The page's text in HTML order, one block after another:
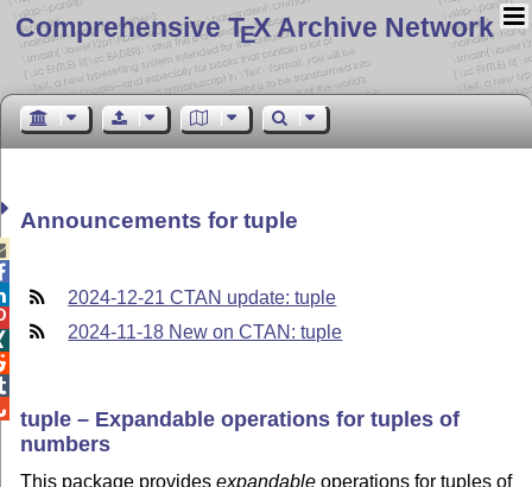
Comprehensive TEX Archive Network
Announcements for tuple
2024-12-21 CTAN update: tuple
2024-11-18 New on CTAN: tuple
tuple – Expandable operations for tuples of
numbers
This package providesexpandable operations for tuples of